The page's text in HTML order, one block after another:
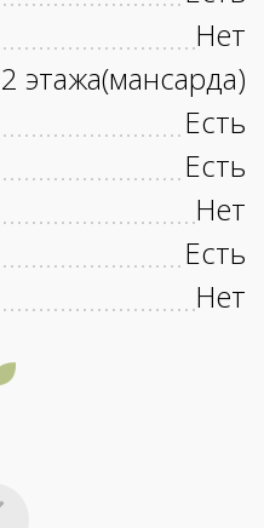
Нет
2 этажа(мансарда)
Есть
Есть
Нет
Есть
Нет